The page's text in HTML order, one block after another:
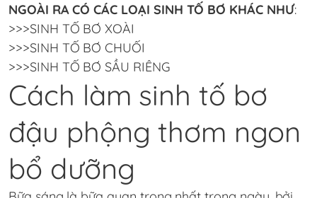
NGOÀI RA CÓ CÁC LOẠI SINH TỐ BƠ KHÁC NHƯ:
>>>SINH TỐ BƠ XOÀI
>>>SINH TỐ BƠ CHUỐI
>>>SINH TỐ BƠ SẦU RIÊNG
Cách làm sinh tố bơ
đậu phộng thơm ngon
bổ dưỡng